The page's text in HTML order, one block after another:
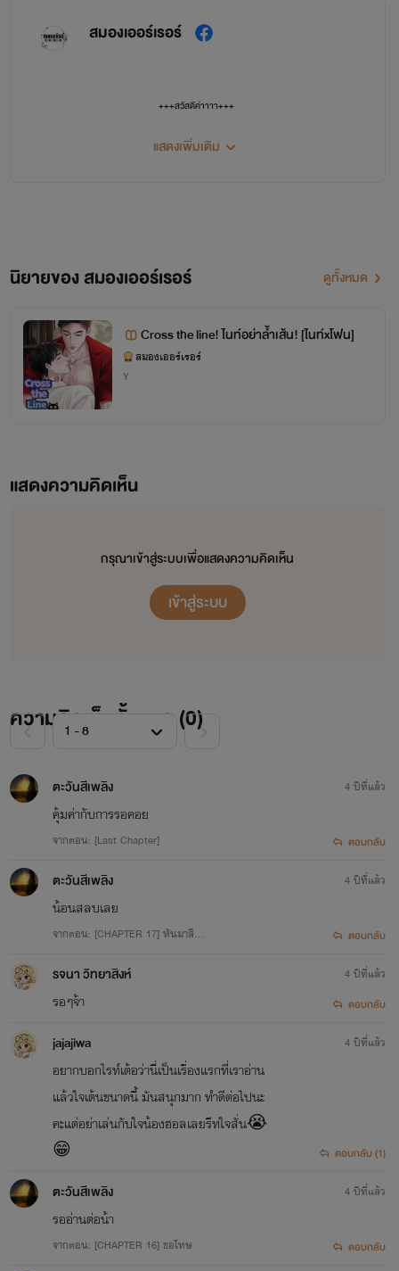
ฟ้าคราม [Fakhram]
ผมชื่อฟ้าคราม เรียกครามก็ได้ ผมไม่มีอะไรจะพูดหรอกครับ สิ่งที่
ผมไม่ชอบก็คือการมีเรื่อง เลี่ยงได้ก็จะเลี่ยง เลี่ยงไม่ได้ก็อย่าให้อีก
สมองเออร์เรอร์
+++สวัสดีค่าาาา+++
ไรท์ชื่อว่าหมูหยองนะคะ
แสดงเพิ่มเติม
นิยายของ สมองเออร์เรอร์ ดูทั้งหมด
Cross the line! ไนท์อย่าล้ำเส้น! [ไนท์xโฟน]
สมองเออร์เรอร์
Y
แสดงความคิดเห็น
กรุณาเข้าสู่ระบบเพื่อแสดงความคิดเห็น
เข้าสู่ระบบ
ความคิดเห็นทั้งหมด (0)
ตะวันสีเพลิง
คุ้มค่ากับการรอคอย
จากตอน: [Last Chapter]
4 ปีที่แล้ว
ตอบกลับ
ตะวันสีเพลิง
น้อนสลบเลย
จากตอน: [CHAPTER 17] หันมาสิ…
4 ปีที่แล้ว
ตอบกลับ
รจนา วิทยาสิงห์
รอๆจ้า
4 ปีที่แล้ว
ตอบกลับ
jajajiwa
อยากบอกไรท์เต้อว่านี่เป็นเรื่องแรกที่เราอ่าน
แล้วใจเต้นขนาดนี้ มันสนุกมาก ทำดีต่อไปนะ
คะแต่อย่าเล่นกับใจน้องฮอลเลยรีทใจสั่น😭
😁
4 ปีที่แล้ว
ตอบกลับ (1)
ตะวันสีเพลิง
รออ่านต่อน้า
จากตอน: [CHAPTER 16] ขอโทษ
4 ปีที่แล้ว
ตอบกลับ